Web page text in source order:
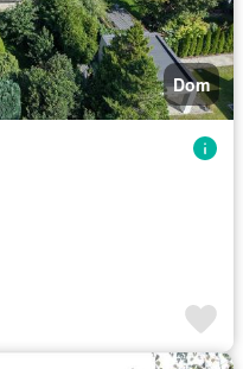
Dom